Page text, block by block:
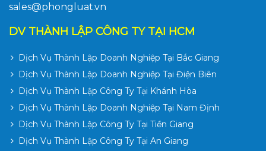
sales@phongluat.vn
DV THÀNH LẬP CÔNG TY TẠI HCM
Dịch Vụ Thành Lập Doanh Nghiệp Tại Bắc Giang
Dịch Vụ Thành Lập Doanh Nghiệp Tại Điện Biên
Dịch Vụ Thành Lập Công Ty Tại Khánh Hòa
Dịch Vụ Thành Lập Doanh Nghiệp Tại Nam Định
Dịch Vụ Thành Lập Công Ty Tại Tiền Giang
Dịch Vụ Thành Lập Công Ty Tại An Giang